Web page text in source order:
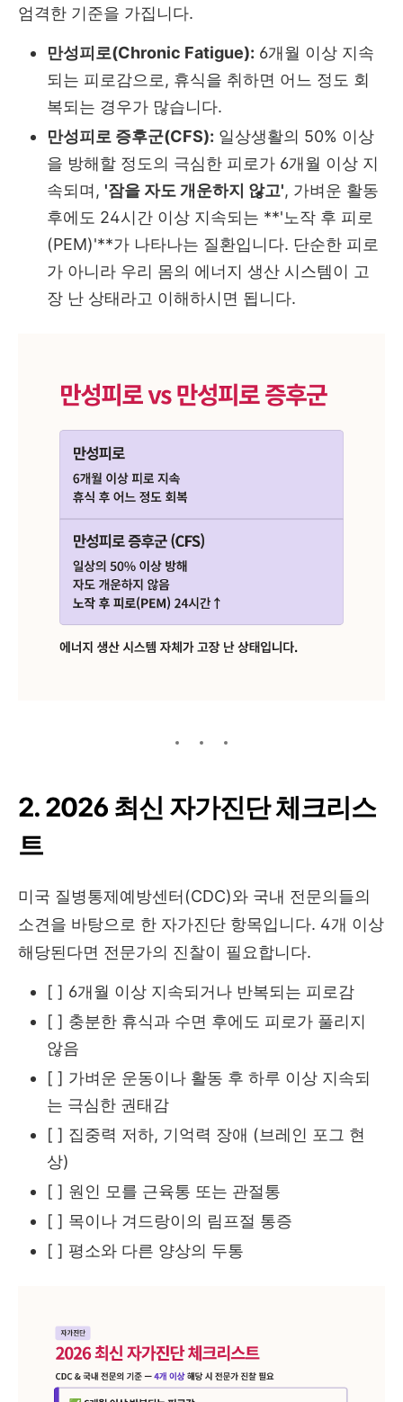
엄격한 기준을 가집니다.
만성피로(Chronic Fatigue): 6개월 이상 지속
되는 피로감으로, 휴식을 취하면 어느 정도 회
복되는 경우가 많습니다.
만성피로 증후군(CFS): 일상생활의 50% 이상
을 방해할 정도의 극심한 피로가 6개월 이상 지
속되며, '잠을 자도 개운하지 않고', 가벼운 활동
후에도 24시간 이상 지속되는 **'노작 후 피로
(PEM)'**가 나타나는 질환입니다. 단순한 피로
가 아니라 우리 몸의 에너지 생산 시스템이 고
장 난 상태라고 이해하시면 됩니다.
2. 2026 최신 자가진단 체크리스
트
미국 질병통제예방센터(CDC)와 국내 전문의들의
소견을 바탕으로 한 자가진단 항목입니다. 4개 이상
해당된다면 전문가의 진찰이 필요합니다.
[ ] 6개월 이상 지속되거나 반복되는 피로감
[ ] 충분한 휴식과 수면 후에도 피로가 풀리지
않음
[ ] 가벼운 운동이나 활동 후 하루 이상 지속되
는 극심한 권태감
[ ] 집중력 저하, 기억력 장애 (브레인 포그 현
상)
[ ] 원인 모를 근육통 또는 관절통
[ ] 목이나 겨드랑이의 림프절 통증
[ ] 평소와 다른 양상의 두통